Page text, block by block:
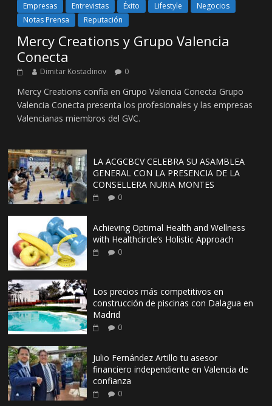
Empresas Entrevistas Éxito Lifestyle
Negocios
Notas Prensa
Reputación
Mercy Creations y Grupo Valencia
Conecta
Dimitar Kostadinov 0
Mercy Creations confía en Grupo Valencia Conecta Grupo
Valencia Conecta presenta los profesionales y las empresas
Valencianas miembros del GVC.
LA ACGCBCV CELEBRA SU ASAMBLEA
GENERAL CON LA PRESENCIA DE LA
CONSELLERA NURIA MONTES
0
Achieving Optimal Health and Wellness
with Healthcircle’s Holistic Approach
0
Los precios más competitivos en
construcción de piscinas con Dalagua en
Madrid
0
Julio Fernández Artillo tu asesor
financiero independiente en Valencia de
confianza
0